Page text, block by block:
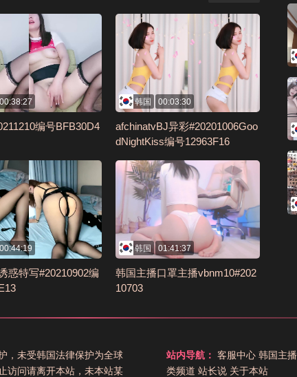
00:38:27
编号BFB30D4
韩国 00:03:30
afchinatvBJ异彩#20201006Goo
dNightKiss编号12963F16
00:44:19
惑特写#20210902编
韩国 01:41:37
韩国主播口罩主播vbnm10#202
10703
，未受韩国法律保护为全球
访问请离开本站，未本站某
站内导航： 客服中心 韩国主播
类频道 站长说 关于本站